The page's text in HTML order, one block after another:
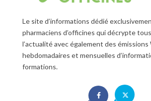
Le site d’informations dédié
pharmaciens d’officines qui décrypte
l’actualité avec également des
hebdomadaires et mensuelles
formations.